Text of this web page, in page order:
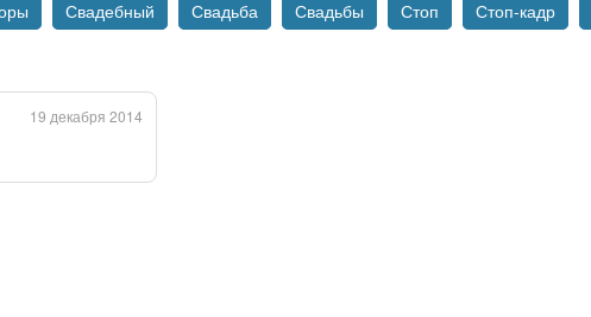
Свадебный Свадьба Свадьбы Стоп Стоп-кадр
19 декабря 2014